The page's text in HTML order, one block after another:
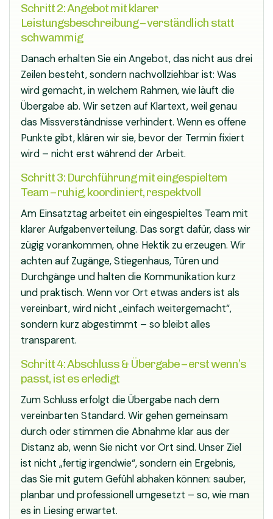
Schritt 2: Angebot mit klarer
Leistungsbeschreibung – verständlich statt
schwammig
Danach erhalten Sie ein Angebot, das nicht aus drei
Zeilen besteht, sondern nachvollziehbar ist: Was
wird gemacht, in welchem Rahmen, wie läuft die
Übergabe ab. Wir setzen auf Klartext, weil genau
das Missverständnisse verhindert. Wenn es offene
Punkte gibt, klären wir sie, bevor der Termin fixiert
wird – nicht erst während der Arbeit.
Schritt 3: Durchführung mit eingespieltem
Team – ruhig, koordiniert, respektvoll
Am Einsatztag arbeitet ein eingespieltes Team mit
klarer Aufgabenverteilung. Das sorgt dafür, dass wir
zügig vorankommen, ohne Hektik zu erzeugen. Wir
achten auf Zugänge, Stiegenhaus, Türen und
Durchgänge und halten die Kommunikation kurz
und praktisch. Wenn vor Ort etwas anders ist als
vereinbart, wird nicht „einfach weitergemacht“,
sondern kurz abgestimmt – so bleibt alles
transparent.
Schritt 4: Abschluss & Übergabe – erst wenn’s
passt, ist es erledigt
Zum Schluss erfolgt die Übergabe nach dem
vereinbarten Standard. Wir gehen gemeinsam
durch oder stimmen die Abnahme klar aus der
Distanz ab, wenn Sie nicht vor Ort sind. Unser Ziel
ist nicht „fertig irgendwie“, sondern ein Ergebnis,
das Sie mit gutem Gefühl abhaken können: sauber,
planbar und professionell umgesetzt – so, wie man
es in Liesing erwartet.